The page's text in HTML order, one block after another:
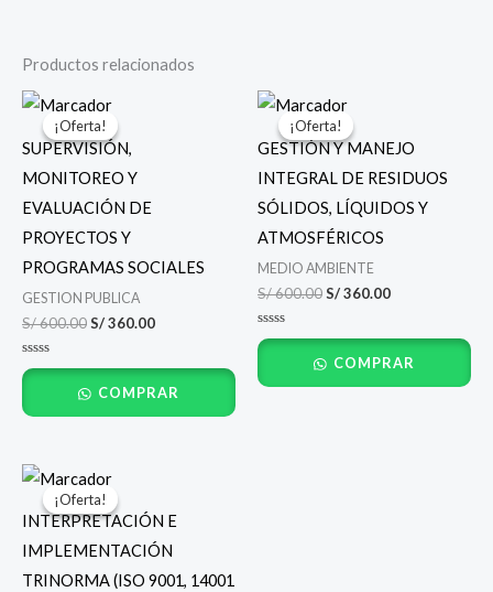
Productos relacionados
¡Oferta!
¡Oferta!
SUPERVISIÓN,
MONITOREO Y
EVALUACIÓN DE
PROYECTOS Y
PROGRAMAS SOCIALES
GESTION PUBLICA
S/600.00
El
precio
original
era:
S/ 600.00.
S/360.00
Valorado
con
de
5
COMPRAR
¡Oferta!
¡Oferta!
GESTIÓN Y MANEJO
INTEGRAL DE RESIDUOS
SÓLIDOS, LÍQUIDOS Y
ATMOSFÉRICOS
MEDIO AMBIENTE
S/600.00
El
precio
original
era:
S/ 600.00.
S/360.00
es:
S/ 360.00.
Valorado
con
de
5
COMPRAR
¡Oferta!
¡Oferta!
INTERPRETACIÓN E
IMPLEMENTACIÓN
TRINORMA (ISO 9001, 14001
El
precio
original
era:
S/ 600.00.
es:
S/ 360.00.